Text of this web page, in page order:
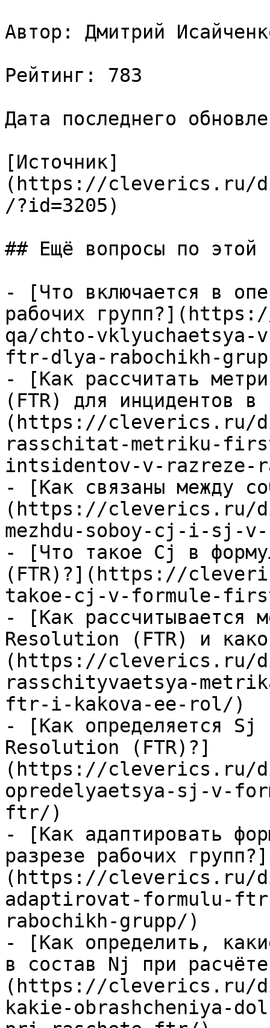
Автор: Дмитрий
Рейтинг: 783
Дата последнего
[Источник]
(https://cleverics.ru/
/?id=3205)
## Ещё вопросы по этой
- [Что включается в
рабочих
qa/chto-
ftr-dlya-rabochikh-
- [Как рассчитать
(FTR) для инцидентов в
(https://cleverics.ru/
rasschitat-metriku-
intsidentov-v-razreze-
- [Как связаны между
(https://cleverics.ru/
mezhdu-soboy-cj-i-sj-
- [Что такое Cj в
(FTR)?](https://
takoe-cj-v-formule-
- [Как рассчитывается
Resolution (FTR) и
(https://cleverics.ru/
rasschityvaetsya-
ftr-i-kakova-ee-rol/)
- [Как определяется
Resolution (FTR)?]
(https://cleverics.ru/
opredelyaetsya-sj-v-
ftr/)
- [Как адаптировать
разрезе рабочих групп?]
(https://cleverics.ru/
adaptirovat-formulu-
rabochikh-grupp/)
- [Как определить,
в состав Nj при
(https://cleverics.ru/
kakie-obrashcheniya-